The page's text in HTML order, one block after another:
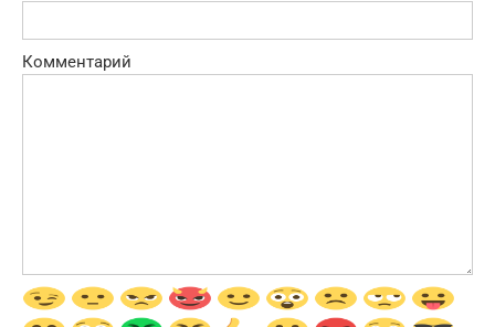
Комментарий